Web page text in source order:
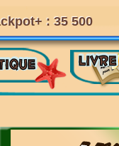
: 35 500